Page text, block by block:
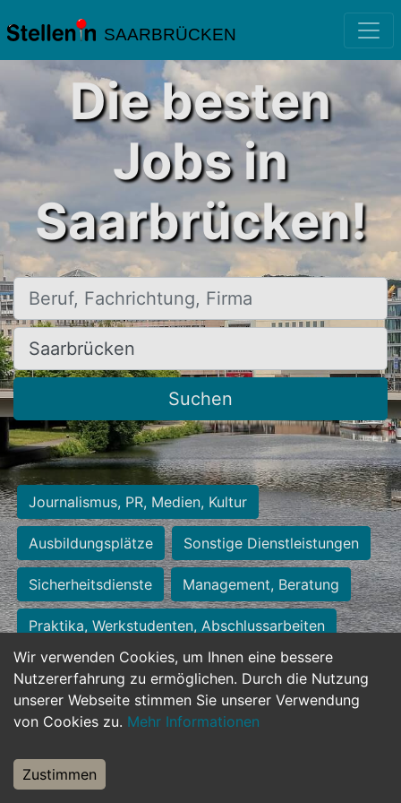
SAARBRÜCKEN
Wir verwenden Cookies, um Ihnen eine bessere
Nutzererfahrung zu ermöglichen. Durch die Nutzung
unserer Webseite stimmen Sie unserer Verwendung
von Cookies zu. Mehr Informationen
Zustimmen
Die besten
Jobs in
Saarbrücken!
Beruf, Fachrichtung, Firma
Ort, Stadt
Suchen
Journalismus, PR, Medien, Kultur
Ausbildungsplätze Sonstige Dienstleistungen
Sicherheitsdienste Management, Beratung
Praktika, Werkstudenten, Abschlussarbeiten
Personalwesen Assistenz, Sekretariat
Hilfskräfte, Aushilfs- und Nebenjobs
Weiterbildung, Studium, duale Ausbildung